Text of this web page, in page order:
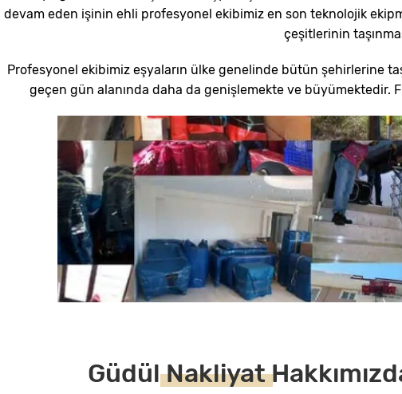
devam eden işinin ehli profesyonel ekibimiz en son teknolojik
çeşitlerinin
Profesyonel ekibimiz eşyaların ülke genelinde bütün şehirlerine
geçen gün alanında daha da genişlemekte ve büyümektedir.
GüdülNakliyat